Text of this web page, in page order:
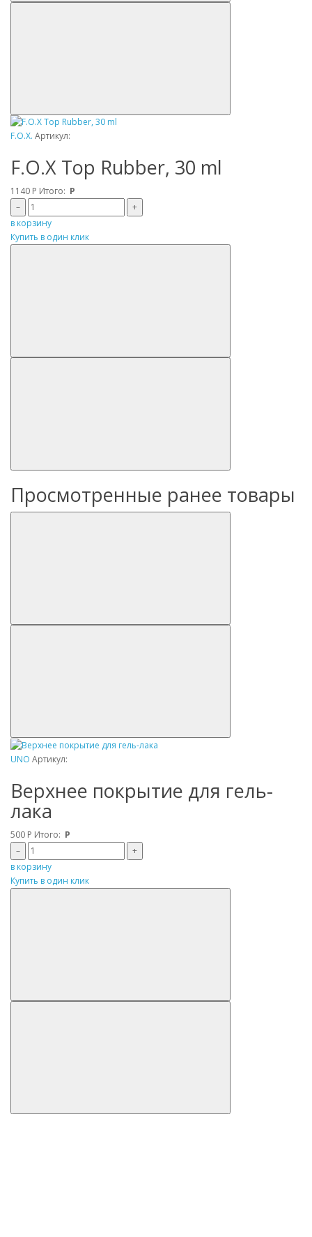
F.O.X. Артикул:
F.O.X Top Rubber, 30 ml
1140 Р Итого: Р
–
+
в корзину
Купить в один клик
Просмотренные ранее товары
UNO Артикул:
Верхнее покрытие для гель-
лака
500 Р Итого: Р
–
+
в корзину
Купить в один клик